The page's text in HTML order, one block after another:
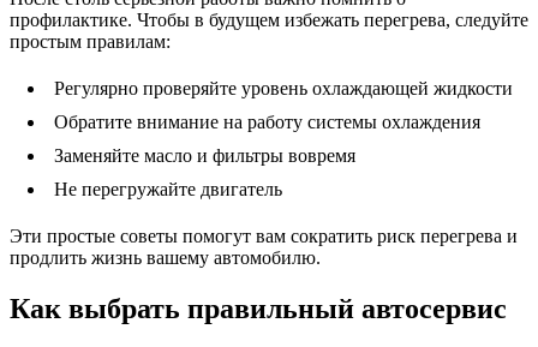
профилактике. Чтобы в будущем избежать перегрева, следуйте
простым правилам:
Регулярно проверяйте уровень охлаждающей жидкости
Обратите внимание на работу системы охлаждения
Заменяйте масло и фильтры вовремя
Не перегружайте двигатель
Эти простые советы помогут вам сократить риск перегрева и
продлить жизнь вашему автомобилю.
Как выбрать правильный автосервис